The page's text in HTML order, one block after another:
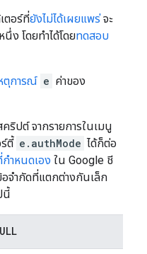
ตอร์ที่ยังไม่ได้เผยแพร่จะ
นึ่ง โดยทำได้โดยทดสอบ
ตุการณ์ e ค่าของ
ริปต์ จากรายการในเมนู
ตี้ e.authMode ได้ก็ต่อ
ำหนดเอง ใน Google ชี
จำกัดที่แตกต่างกันเล็ก
นี้